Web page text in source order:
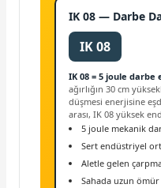
IK 08 — Darbe
IK 08
IK 08 = 5 joule darbe
ağırlığın 30 cm
düşmesi enerjisine
arası, IK 08 yüksek
5 joule mekanik
Sert endüstriyel
Aletle gelen
Sahada uzun ömür